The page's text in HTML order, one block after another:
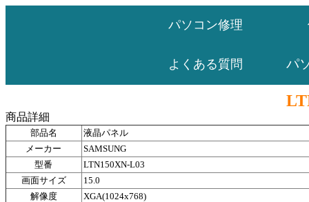
パソコン修理
よくある質問 パ
商品詳細
部品名
液晶パネル
メーカー
SAMSUNG
型番
LTN150XN-L03
画面サイズ
15.0
解像度
XGA(1024x768)